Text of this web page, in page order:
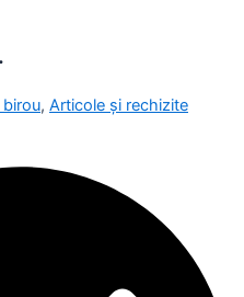
, Articole și rechizite